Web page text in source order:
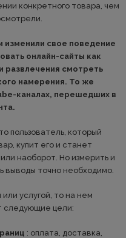
конкретного товара, чем
изменили свое поведение
онлайн-сайты как
развлечения смотреть
намерения. То же
каналах, перешедших в
пользователь, который
купит его и станет
наоборот. Но измерить и
выводы точно необходимо.
услугой, то на нем
следующие цели:
: оплата, доставка,